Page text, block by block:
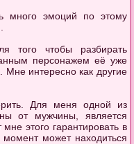
много эмоций по этому
того чтобы разбирать
персонажем её уже
Мне интересно как другие
Для меня одной из
от мужчины, является
этого гарантировать в
момент может находиться